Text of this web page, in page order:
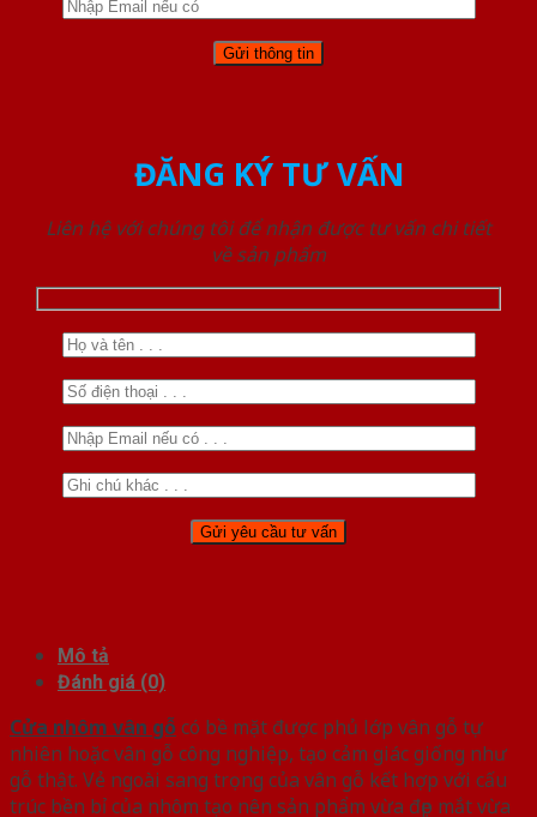
ĐĂNG KÝ TƯ VẤN
Liên hệ với chúng tôi để nhận được tư vấn chi tiết
về sản phẩm
Mô tả
Đánh giá (0)
Cửa nhôm vân gỗcó bề mặt được phủ lớp vân gỗ tự
nhiên hoặc vân gỗ công nghiệp, tạo cảm giác giống như
gỗ thật. Vẻ ngoài sang trọng của vân gỗ kết hợp với cấu
trúc bền bỉ của nhôm tạo nên sản phẩm vừa đẹp mắt vừa